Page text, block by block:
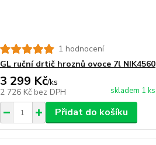
1 hodnocení
GL ruční drtič hroznů ovoce 7l NIK4560
3 299 Kč/ks
2 726 Kč bez DPH skladem 1 ks
Přidat do košíku